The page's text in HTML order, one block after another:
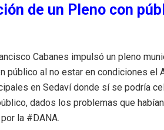
de un Pleno con
Cabanes impulsó un pleno
público al no estar en condiciones el
en Sedaví donde sí se podría
dados los problemas que
la #DANA.